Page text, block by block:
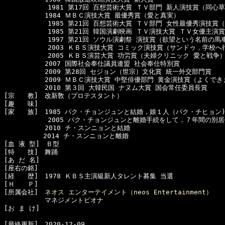
　　　1981 第17回 百想芸術大賞 ＴＶ部門 新人演技賞（同心
  　　　　　1984 ＭＢＣ演技大賞 最優秀賞（愛と真実）
　　　1985 第21回 百想芸術大賞 ＴＶ部門 女性最優秀演技賞
      　　　1985 第21回 韓国演劇映画 ＴＶ演技大賞 ＴＶ女優主演賞
　　　1997 第21回 ソウル演劇祭 演技賞（欲望という名前の馬
　　　2003 ＫＢＳ演技大賞 コミック演技賞（サンドゥ，学校へ
　　　2005 ＫＢＳ演芸大賞 功労賞（夫婦クリニック 愛と戦争
  　　　　　2007 国際社会奉仕議員連盟 社会奉仕特別賞
  　　　　　2009 第28回 セジョン（世宗）文化賞 統一外交部門賞
　　　　　2009 ＭＢＣ演技大賞 中堅俳優部門 黄金演技賞（よくで
  　　　　　2010 第３回 大韓民国 ナヌム大賞 国会常任委員長賞
[宗　　教]　改新敎（プロテスタント）
[趣　　味]
[家　　族]　1985 パク・チョンジュンと結婚，娘１人（パク・チヒョン)
　　　2005 パク・チョンジュンと離婚手続をして，７年間の別
  　　　　　2010 チ・スンニョンと結婚
2014 チ・スンニョンと離婚
[血 液 型]　Ｂ型
[特　　技]　舞踊
[あ だ 名]
[座右の銘]
[経　　歴]　1978 ＫＢＳ主演級新人タレント募集 当選
[Ｈ　　Ｐ]
[所属会社] ネオス エンターテイメント（neos Entertainment）
  　　　　　マネジメントピオナ
[お ま け]